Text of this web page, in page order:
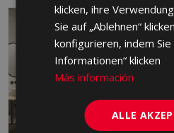
klicken, ihre
Sie auf „Ablehnen“
konfigurieren, indem
Informationen“ klicken
Más información
ALLE